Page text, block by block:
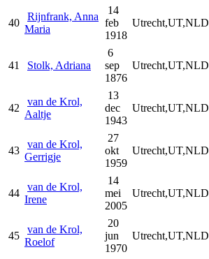
40
Rijnfrank, Anna
Maria
14
feb
1918
Utrecht,UT,NLD
41 Stolk, Adriana
6
sep
1876
Utrecht,UT,NLD
42
van de Krol,
Aaltje
13
dec
1943
Utrecht,UT,NLD
43
van de Krol,
Gerrigje
27
okt
1959
Utrecht,UT,NLD
44
van de Krol,
Irene
14
mei
2005
Utrecht,UT,NLD
45
van de Krol,
Roelof
20
jun
1970
Utrecht,UT,NLD